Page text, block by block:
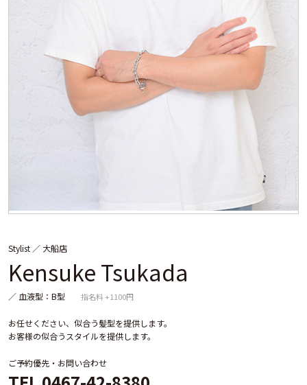
Stylist ／ 大船店
Kensuke Tsukada
／ 血液型：B型 指名料 +1100円
お任せください、似合う髪型を提供します。
お客様の似合うスタイルを提供します。
ご予約優先・お問い合わせ